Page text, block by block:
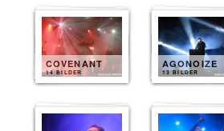
COVENANT
14 BILDER
AGONOIZE
13 BILDER